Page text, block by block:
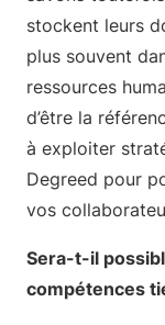
stockent leurs
plus souvent
ressources
d’être la
à exploiter
Degreed pour
vos
Sera-t-il
compétences